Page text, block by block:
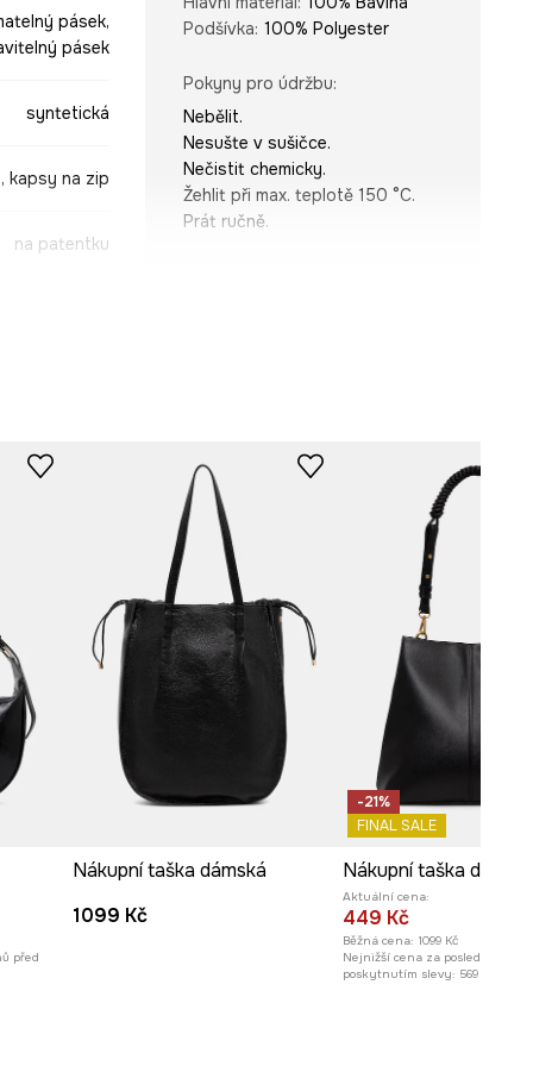
pásek,
pásek
syntetická
kapsy na zip
na patentku
černá
99X
Podšívka: 100% Polyester
Pokyny pro údržbu:
Nebělit.
Nesušte v sušičce.
Nečistit chemicky.
Žehlit při max. teplotě 150 °C.
Prát ručně.
TECHNICKÉ ÚDAJE
Počet vnějších kapes s
magnetickým uzávěrem
před
Nákupní taška dámská
1099 Kč
-21%
FINAL SALE
Aktuální cena:
449 Kč
Běžná cena: 1099 Kč
Nejnižší cena za posledních 30
poskytnutím slevy: 569 Kč